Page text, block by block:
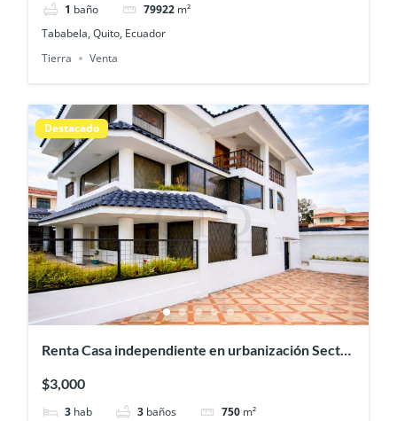
1 baño 79922 m²
Tababela, Quito, Ecuador
Tierra
Venta
Destacado
Renta Casa independiente en urbanización Sector
$3,000
3 hab 3 baños 750 m²